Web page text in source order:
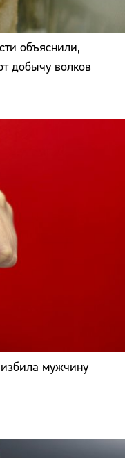
объяснили,
добычу волков
мужчину